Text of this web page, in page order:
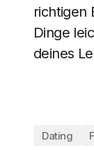
richtigen
Dinge
deines
Dating